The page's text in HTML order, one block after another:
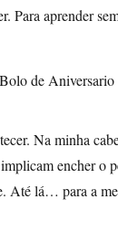
Para aprender
Na minha
encher o
Até lá… para a